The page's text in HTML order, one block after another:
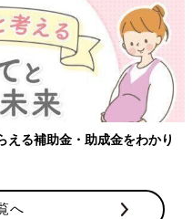
る補助金・助成金をわかり
へ